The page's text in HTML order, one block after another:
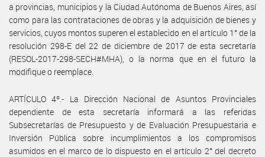
a provincias, municipios y la Ciudad Autónoma de Buenos Aires, así
como para las contrataciones de obras y la adquisición de bienes y
servicios, cuyos montos superen el establecido en el artículo 1° de la
resolución 298-E del 22 de diciembre de 2017 de esta secretaría
(RESOL-2017-298-SECH#MHA), o la norma que en el futuro la
modifique o reemplace.
ARTÍCULO 4º.- La Dirección Nacional de Asuntos Provinciales
dependiente de esta secretaría informará a las referidas
Subsecretarías de Presupuesto y de Evaluación Presupuestaria e
Inversión Pública sobre incumplimientos a los compromisos
asumidos en el marco de lo dispuesto en el artículo 2° del decreto